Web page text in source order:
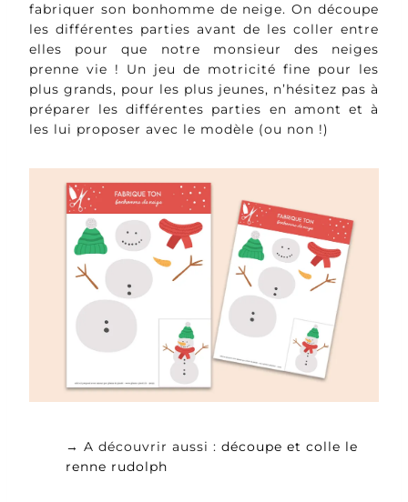
fabriquer son bonhomme de neige. On découpe
les différentes parties avant de les coller entre
elles pour que notre monsieur des neiges
prenne vie ! Un jeu de motricité fine pour les
plus grands, pour les plus jeunes, n’hésitez pas à
préparer les différentes parties en amont et à
les lui proposer avec le modèle (ou non !)
→ A découvrir aussi : découpe et colle le
renne rudolph